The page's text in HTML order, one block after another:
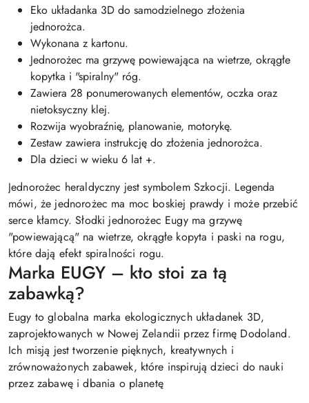
Eko układanka 3D do samodzielnego złożenia
jednorożca.
Wykonana z kartonu.
Jednorożec ma grzywę powiewająca na wietrze, okrągłe
kopytka i "spiralny" róg.
Zawiera 28 ponumerowanych elementów, oczka oraz
nietoksyczny klej.
Rozwija wyobraźnię, planowanie, motorykę.
Zestaw zawiera instrukcję do złożenia jednorożca.
Dla dzieci w wieku 6 lat +.
Jednorożec heraldyczny jest symbolem Szkocji. Legenda
mówi, że jednorożec ma moc boskiej prawdy i może przebić
serce kłamcy. Słodki jednorożec Eugy ma grzywę
"powiewającą" na wietrze, okrągłe kopyta i paski na rogu,
które dają efekt spiralności rogu.
Marka EUGY – kto stoi za tą
zabawką?
Eugy to globalna marka ekologicznych układanek 3D,
zaprojektowanych w Nowej Zelandii przez firmę Dodoland.
Ich misją jest tworzenie pięknych, kreatywnych i
zrównoważonych zabawek, które inspirują dzieci do nauki
przez zabawę i dbania o planetę